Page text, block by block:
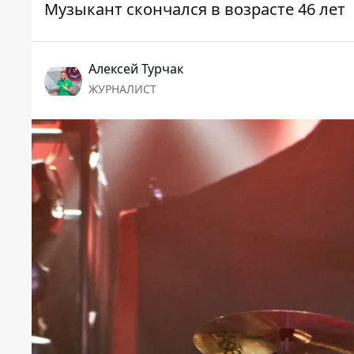
Музыкант скончался в возрасте 46 лет
Алексей Турчак
ЖУРНАЛИСТ